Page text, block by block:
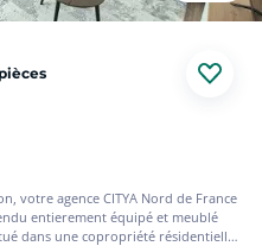
entierement équipé et meublé
dans une copropriété résidentielle ,